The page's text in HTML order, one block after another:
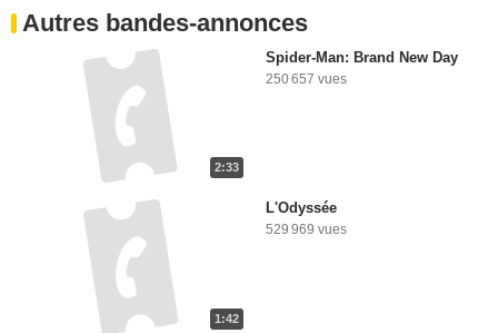
Autres bandes-annonces
2:33
Spider-Man: Brand New Day
250 657 vues
1:42
L'Odyssée
529 969 vues